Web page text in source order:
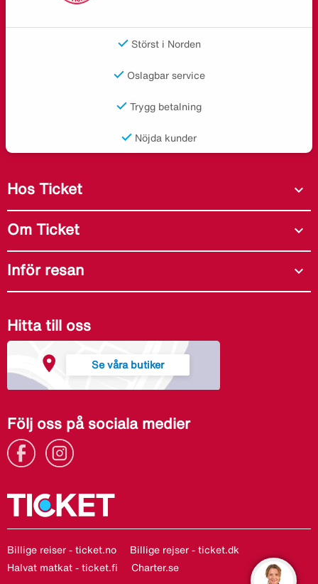
Störst i Norden
Oslagbar service
Trygg betalning
Nöjda kunder
Hos Ticket expand_more
Om Ticket expand_more
Inför resan expand_more
Hitta till oss
Se våra butiker
Följ oss på sociala medier
Billige reiser - ticket.no
Billige rejser - ticket.dk
Halvat matkat - ticket.fi
Charter.se